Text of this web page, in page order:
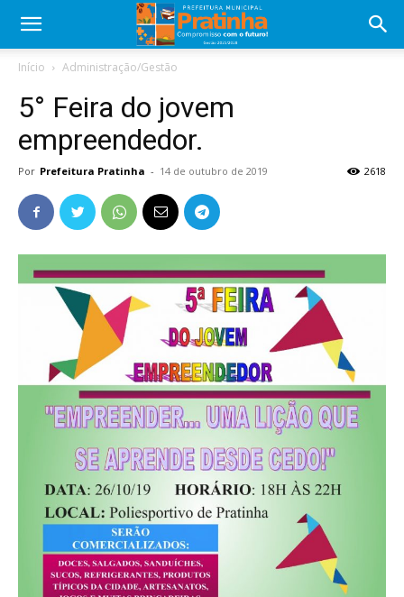
Início Administração/Gestão
5° Feira do jovem
empreendedor.
Por Prefeitura Pratinha - 14 de outubro de 2019 2618